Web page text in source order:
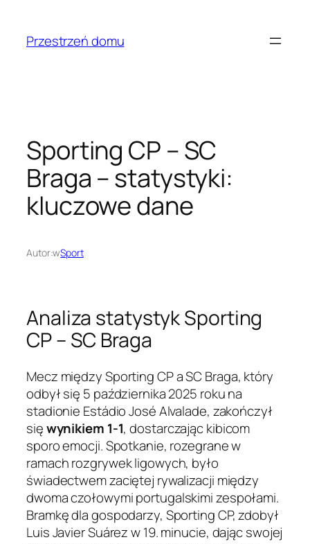
treściPrzestrzeń domu
Sporting CP – SC
Braga – statystyki:
kluczowe dane
Autor:wSport
Analiza statystyk Sporting
CP – SC Braga
Mecz między Sporting CP a SC Braga, który
odbył się 5 października 2025 roku na
stadionie Estádio José Alvalade, zakończył
sięwynikiem 1-1, dostarczając kibicom
sporo emocji. Spotkanie, rozegrane w
ramach rozgrywek ligowych, było
świadectwem zaciętej rywalizacji między
dwoma czołowymi portugalskimi zespołami.
Bramkę dla gospodarzy, Sporting CP, zdobył
Luis Javier Suárez w 19. minucie, dając swojej